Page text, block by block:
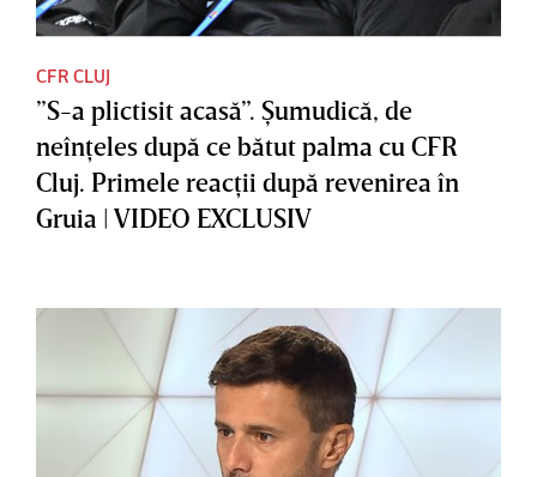
CFR CLUJ
”S-a plictisit acasă”. Şumudică, de
neînţeles după ce bătut palma cu CFR
Cluj. Primele reacţii după revenirea în
Gruia | VIDEO EXCLUSIV